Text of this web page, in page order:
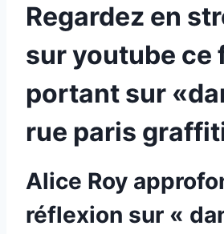
Regardez en
sur youtube ce
portant sur
rue paris
Alice Roy
réflexion sur «